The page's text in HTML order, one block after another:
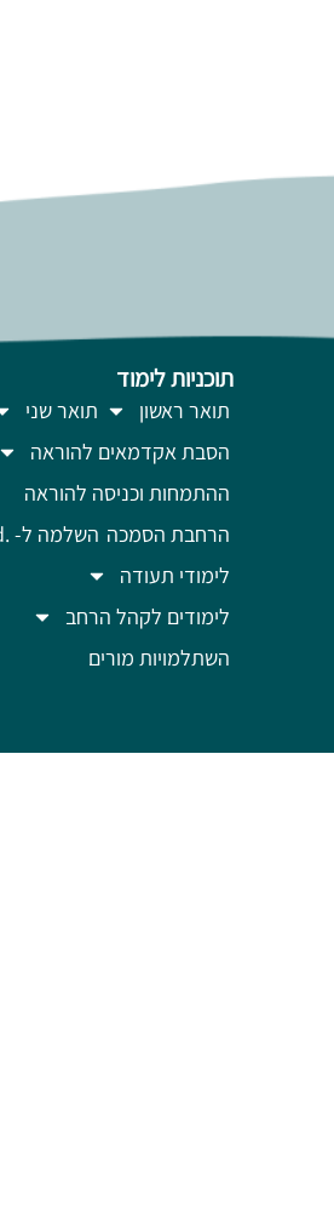
תוכניות לימוד
תואר ראשון
תואר שני
הסבת אקדמאים להוראה
ההתמחות וכניסה להוראה
הרחבת הסמכה השלמה ל- .B.Ed
לימודי תעודה
לימודים לקהל הרחב
השתלמויות מורים